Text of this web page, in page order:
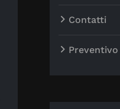
Contatti
Preventivo